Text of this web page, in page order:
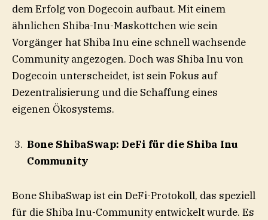
dem Erfolg von Dogecoin aufbaut. Mit einem
ähnlichen Shiba-Inu-Maskottchen wie sein
Vorgänger hat Shiba Inu eine schnell wachsende
Community angezogen. Doch was Shiba Inu von
Dogecoin unterscheidet, ist sein Fokus auf
Dezentralisierung und die Schaffung eines
eigenen Ökosystems.
Bone ShibaSwap: DeFi für die Shiba Inu
Community
Bone ShibaSwap ist ein DeFi-Protokoll, das speziell
für die Shiba Inu-Community entwickelt wurde. Es